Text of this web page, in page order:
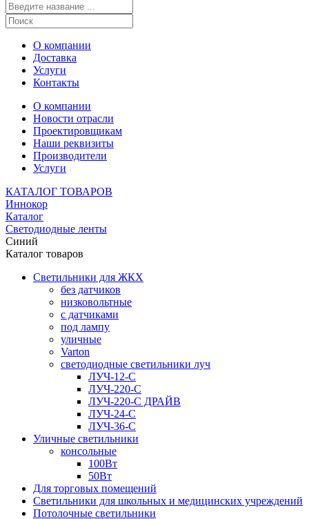
О компании
Доставка
Услуги
Контакты
О компании
Новости отрасли
Проектировщикам
Наши реквизиты
Производители
Услуги
КАТАЛОГ ТОВАРОВ
Иннокор
Каталог
Светодиодные ленты
Синий
Каталог товаров
Светильники для ЖКХ
без датчиков
низковольтные
с датчиками
под лампу
уличные
Varton
светодиодные светильники луч
ЛУЧ-12-С
ЛУЧ-220-С
ЛУЧ-220-С ДРАЙВ
ЛУЧ-24-С
ЛУЧ-36-С
Уличные светильники
консольные
100Вт
50Вт
Для торговых помещений
Светильники для школьных и медицинских учреждений
Потолочные светильники